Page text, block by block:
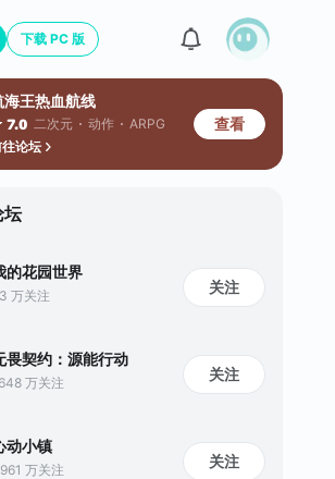
下载 PC 版
海王热血航线
7.0 二次元 动作
ARPG
论坛
查看
坛
的花园世界
万关注 关注
畏契约：源能行动
万关注 关注
动小镇
万关注 关注